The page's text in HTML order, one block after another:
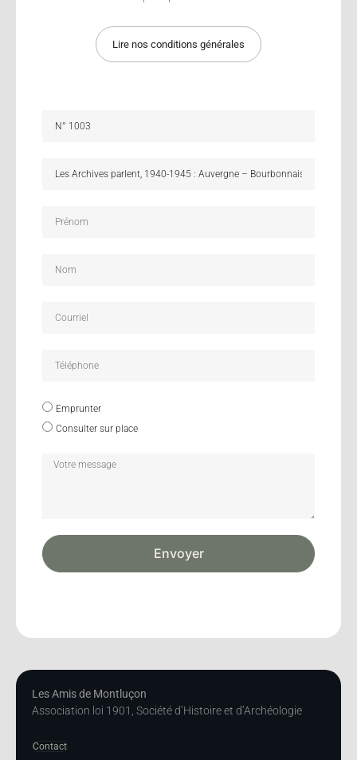
Lire nos conditions générales
Emprunter
Consulter sur place
Envoyer
Les Amis de Montluçon
Association loi 1901, Société d’Histoire et d’Archéologie
Contact